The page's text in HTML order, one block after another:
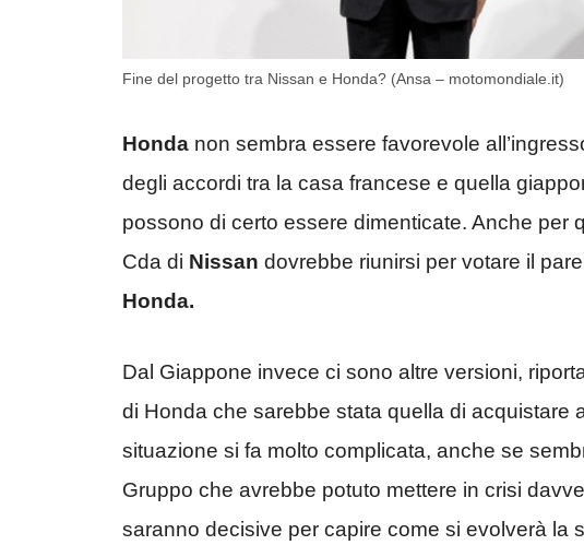
Fine del progetto tra Nissan e Honda? (Ansa – motomondiale.it)
Honda non sembra essere favorevole
degli accordi tra la casa francese e quella
possono di certo essere dimenticate. Anche per
Cda di Nissan dovrebbe riunirsi per votare il
Honda.
Dal Giappone invece ci sono altre versioni,
di Honda che sarebbe stata quella di acquistare
situazione si fa molto complicata, anche se
Gruppo che avrebbe potuto mettere in crisi
saranno decisive per capire come si evolverà la